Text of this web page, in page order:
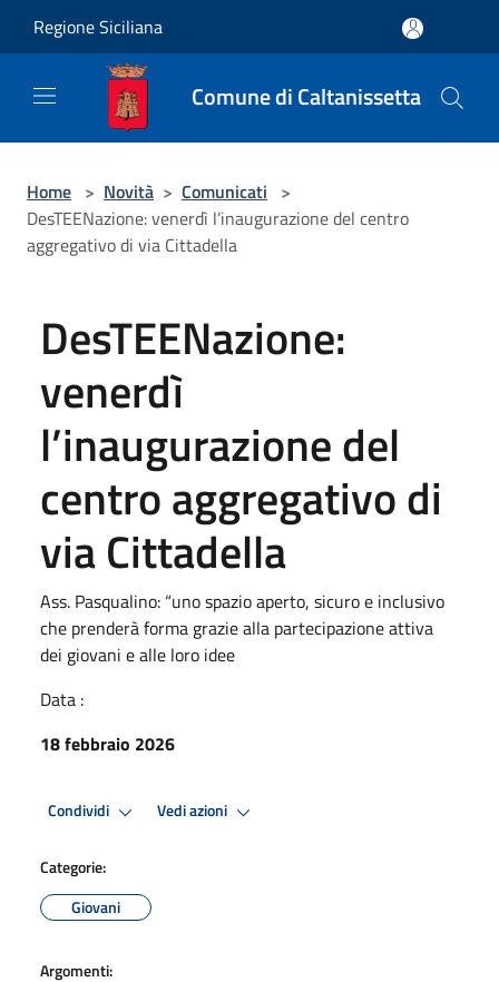
Regione Siciliana
Comune di Caltanissetta
Home > Novità > Comunicati >
DesTEENazione: venerdì l’inaugurazione del centro
aggregativo di via Cittadella
DesTEENazione:
venerdì
l’inaugurazione del
centro aggregativo di
via Cittadella
Ass. Pasqualino: “uno spazio aperto, sicuro e inclusivo
che prenderà forma grazie alla partecipazione attiva
dei giovani e alle loro idee
Data :
18 febbraio 2026
Condividi Vedi azioni
Categorie:
Giovani
Argomenti: